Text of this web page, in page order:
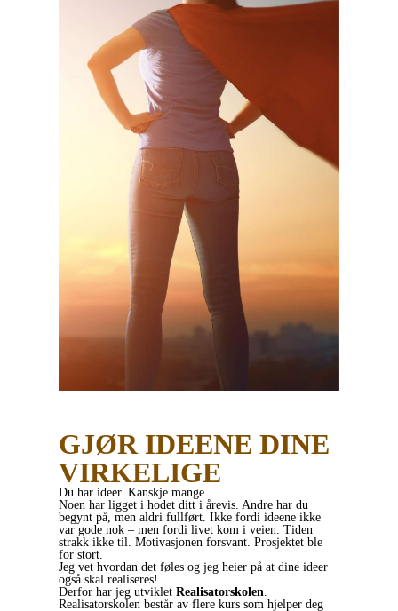
GJØR IDEENE DINE
VIRKELIGE
Du har ideer. Kanskje mange.
Noen har ligget i hodet ditt i årevis. Andre har du
begynt på, men aldri fullført. Ikke fordi ideene ikke
var gode nok – men fordi livet kom i veien. Tiden
strakk ikke til. Motivasjonen forsvant. Prosjektet ble
for stort.
Jeg vet hvordan det føles og jeg heier på at dine ideer
også skal realiseres!
Derfor har jeg utviklet Realisatorskolen
Realisatorskolen består av flere kurs som hjelper deg